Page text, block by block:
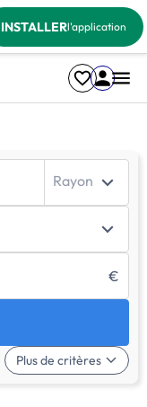
INSTALLERl'application
Rayon
€
Plus de critères